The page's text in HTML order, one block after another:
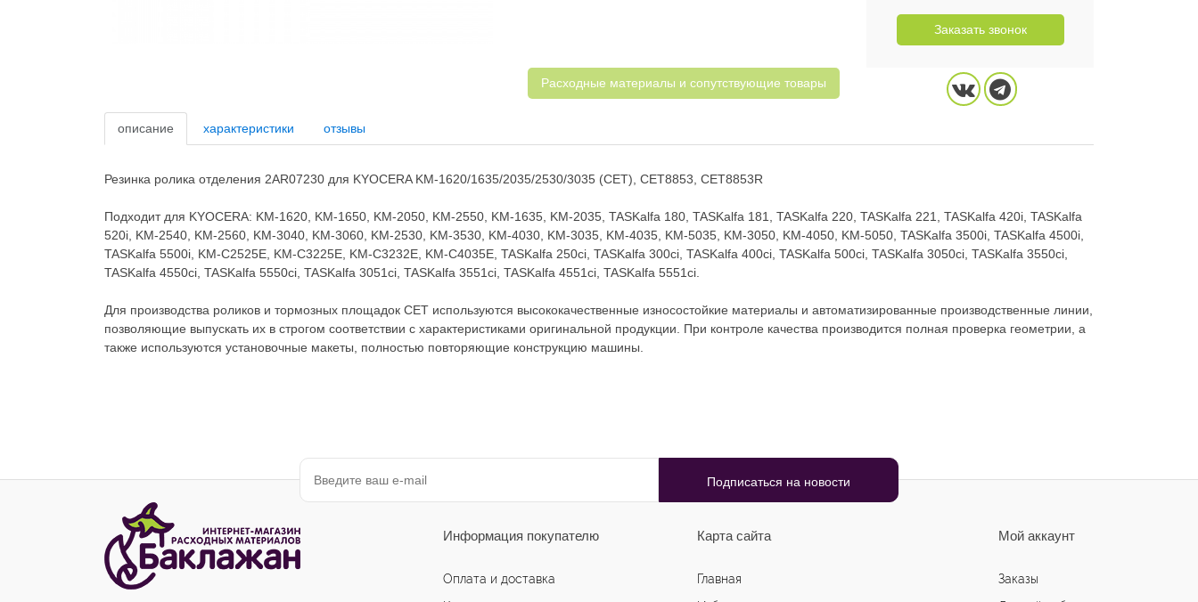
Расходные материалы и cопутствующие товары
Заказать звонок
описание характеристики отзывы
Резинка ролика отделения 2AR07230 для KYOCERA KM-1620/1635/2035/2530/3035 (CET), CET8853, CET8853R
Подходит для KYOCERA: KM-1620, KM-1650, KM-2050, KM-2550, KM-1635, KM-2035, TASKalfa 180, TASKalfa 181, TASKalfa 220, TASKalfa 221, TASKalfa 420i, TASKalfa
520i, KM-2540, KM-2560, KM-3040, KM-3060, KM-2530, KM-3530, KM-4030, KM-3035, KM-4035, KM-5035, KM-3050, KM-4050, KM-5050, TASKalfa 3500i, TASKalfa 4500i,
TASKalfa 5500i, KM-C2525E, KM-C3225E, KM-C3232E, KM-C4035E, TASKalfa 250ci, TASKalfa 300ci, TASKalfa 400ci, TASKalfa 500ci, TASKalfa 3050ci, TASKalfa 3550ci,
TASKalfa 4550ci, TASKalfa 5550ci, TASKalfa 3051ci, TASKalfa 3551ci, TASKalfa 4551ci, TASKalfa 5551ci.
Для производства роликов и тормозных площадок CET используются высококачественные износостойкие материалы и автоматизированные производственные линии,
позволяющие выпускать их в строгом соответствии с характеристиками оригинальной продукции. При контроле качества производится полная проверка геометрии, а
также используются установочные макеты, полностью повторяющие конструкцию машины.
Информация покупателю
Оплата и доставка
Карта сайта
Главная
Мой аккаунт
Заказы